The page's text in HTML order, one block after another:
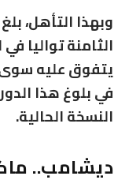
وبهذا التأهل،
الثامنة تواليا
يتفوق عليه سوى
النسخة الحالية.
ديشامب..